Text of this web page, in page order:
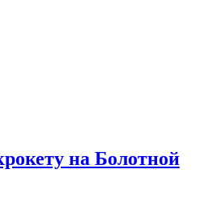
на Болотной